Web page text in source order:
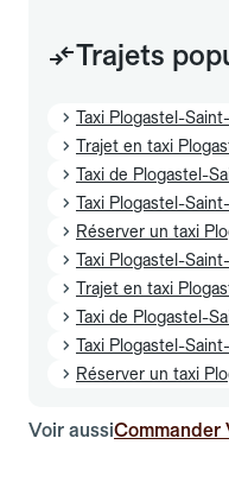
Trajets
Taxi Plogastel-
Trajet en taxi
Taxi de Plogastel-
Taxi Plogastel-
Réserver un taxi
Taxi Plogastel-
Trajet en taxi
Taxi de Plogastel-
Taxi Plogastel-
Réserver un taxi
Voir aussiCommander